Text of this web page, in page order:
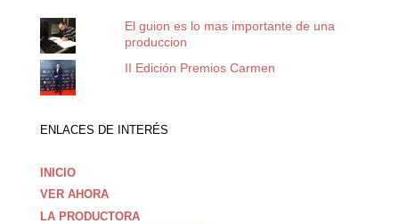
El guion es lo mas importante de una
produccion
II Edición Premios Carmen
ENLACES DE INTERÉS
INICIO
VER AHORA
LA PRODUCTORA